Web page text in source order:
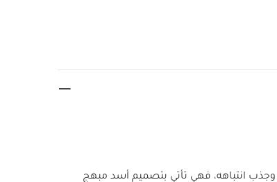
انتباهه، فهي تأتي بتصميم أسد مبهج